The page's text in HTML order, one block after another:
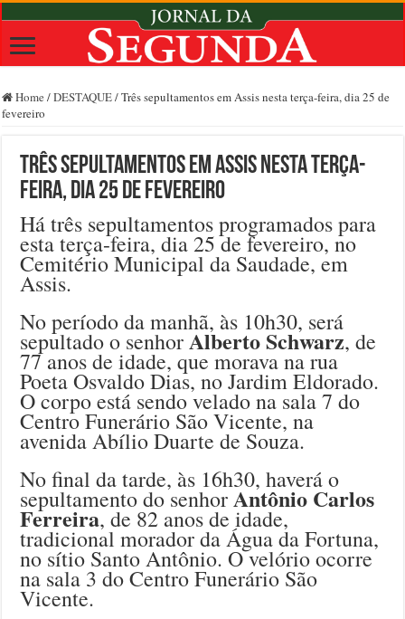
Home /DESTAQUE/Três sepultamentos em Assis nesta terça-feira, dia 25 de
fevereiro
Três sepultamentos em Assis nesta terça-
feira, dia 25 de fevereiro
Há três sepultamentos programados para
esta terça-feira, dia 25 de fevereiro, no
Cemitério Municipal da Saudade, em
Assis.
No período da manhã, às 10h30, será
sepultado o senhorAlberto Schwarz, de
77 anos de idade, que morava na rua
Poeta Osvaldo Dias, no Jardim Eldorado.
O corpo está sendo velado na sala 7 do
Centro Funerário São Vicente, na
avenida Abílio Duarte de Souza.
No final da tarde, às 16h30, haverá o
sepultamento do senhorAntônio Carlos
Ferreira, de 82 anos de idade,
tradicional morador da Água da Fortuna,
no sítio Santo Antônio. O velório ocorre
na sala 3 do Centro Funerário São
Vicente.